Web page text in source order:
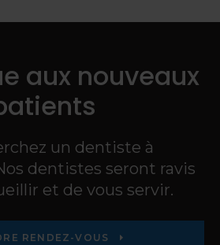
aux nouveaux
un dentiste à
dentistes seront ravis
et de vous servir.
RENDEZ-VOUS